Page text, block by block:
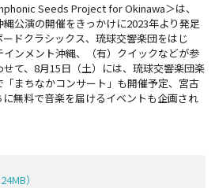
Seeds Project for Okinawa＞は、
公演の開催をきっかけに2023年より発足
ドクラシックス、琉球交響楽団をはじ
ンメント沖縄、（有）クイックなどが参
て、8月15日（土）には、琉球交響楽団楽
まちなかコンサート」も開催予定、宮古
無料で音楽を届けるイベントも企画され
）